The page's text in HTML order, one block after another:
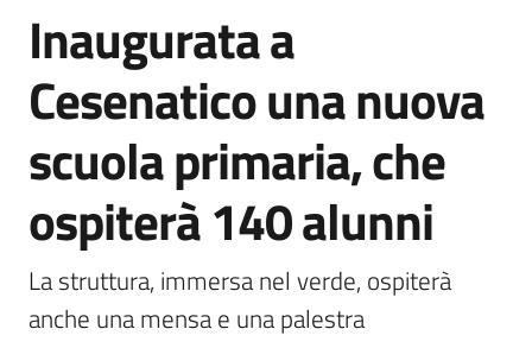
Servizi
Leggi,
atti
e
bandi
Piani,
programmi
Salta al contenuto
Inaugurata a
Cesenatico una nuova
scuola primaria, che
ospiterà 140 alunni
La struttura, immersa nel verde, ospiterà
anche una mensa e una palestra